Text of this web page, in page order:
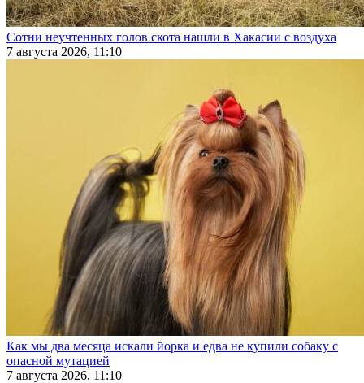
Сотни неучтенных голов скота нашли в Хакасии с воздуха
7 августа 2026, 11:10
Как мы два месяца искали йорка и едва не купили собаку с
опасной мутацией
7 августа 2026, 11:10